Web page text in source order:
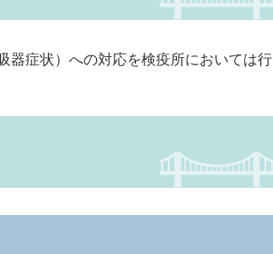
症状）への対応を検疫所においては行